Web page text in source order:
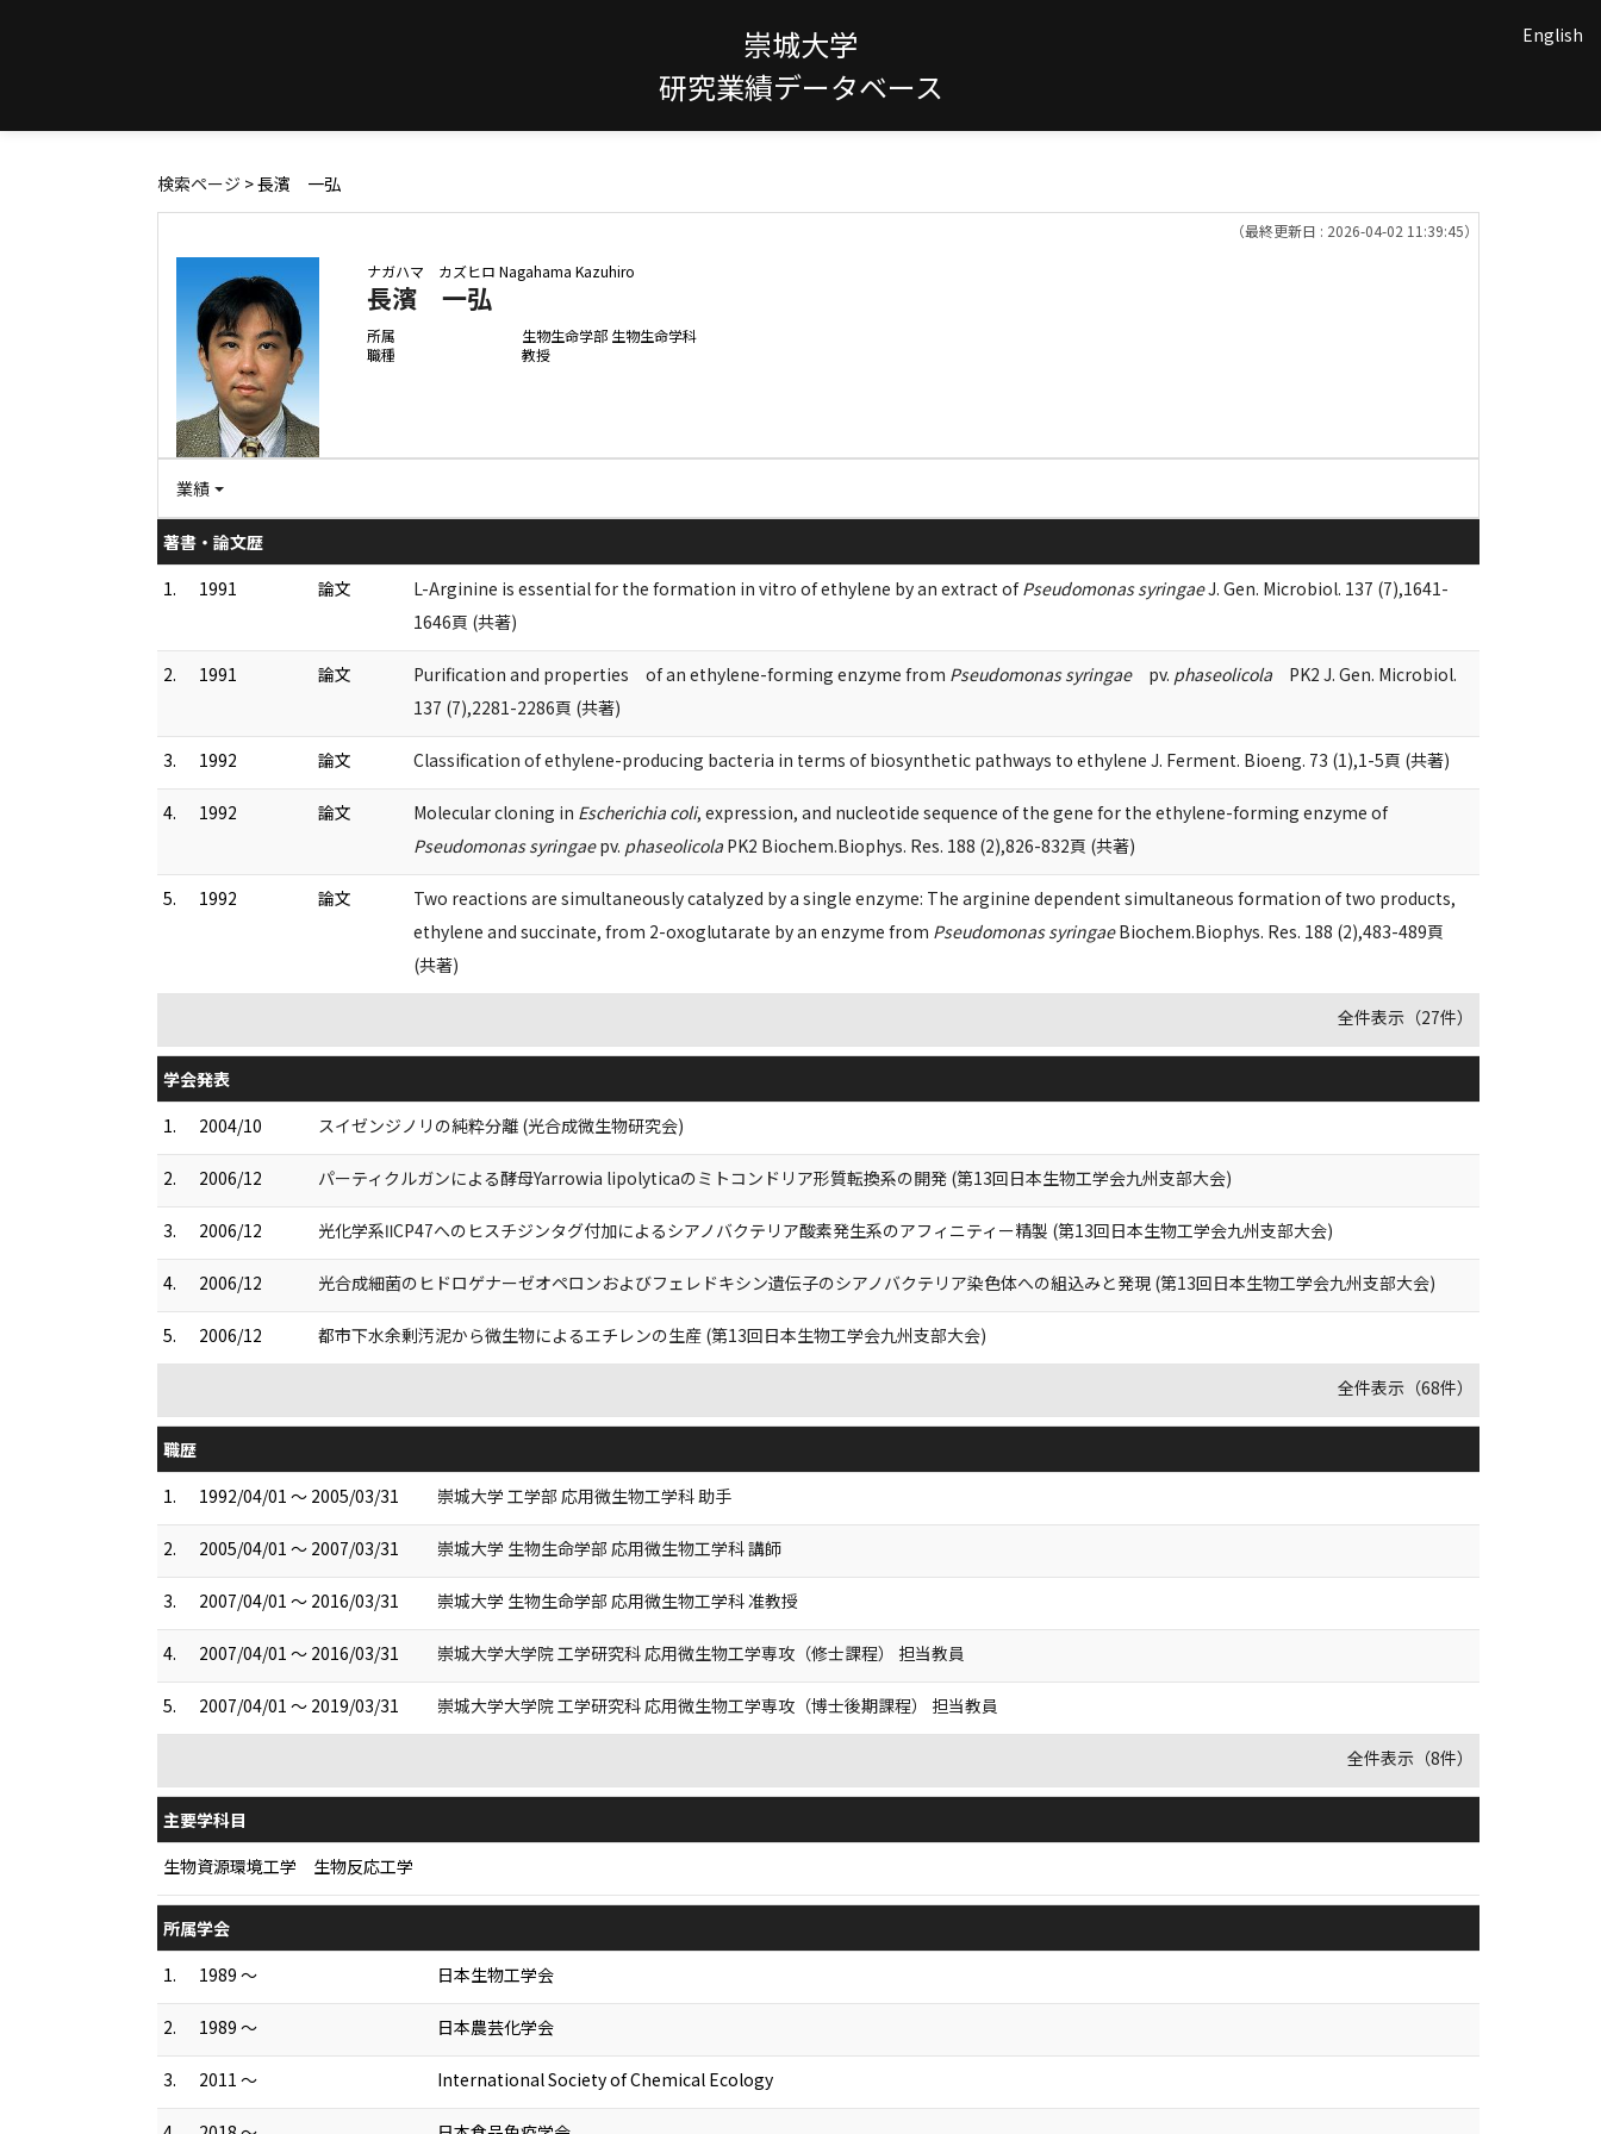
崇城大学
研究業績データベース
English
検索ページ > 長濱 一弘
（最終更新日 : 2026-04-02 11:39:45）
ナガハマ カズヒロ Nagahama Kazuhiro
長濱 一弘
所属
生物生命学部 生物生命学科
職種
教授
業績
著書・論文歴
1.
1991 論文 L-Arginine is essential for the formation in vitro of ethylene by an extract ofPseudomonas syringaeJ. Gen. Microbiol. 137 (7),1641-
1646頁 (共著)
2. 1991 論文 Purification and properties of an ethylene-forming enzyme from Pseudomonas syringaepv. phaseolicola PK2 J. Gen. Microbiol.
137 (7),2281-2286頁 (共著)
3. 1992 論文 Classification of ethylene-producing bacteria in terms of biosynthetic pathways to ethylene J. Ferment. Bioeng. 73 (1),1-5頁 (共著)
4. 1992 論文 Molecular cloning in Escherichia coli, expression, and nucleotide sequence of the gene for the ethylene-forming enzyme of
Pseudomonas syringaepv. phaseolicola PK2 Biochem.Biophys. Res. 188 (2),826-832頁 (共著)
5. 1992 論文
Two reactions are simultaneously catalyzed by a single enzyme: The arginine dependent simultaneous formation of two products,
ethylene and succinate, from 2-oxoglutarate by an enzyme from Pseudomonas syringaeBiochem.Biophys. Res. 188 (2),483-489頁
(共著)
全件表示（27件）
学会発表
1.
2004/10 スイゼンジノリの純粋分離 (光合成微生物研究会)
2. 2006/12 パーティクルガンによる酵母Yarrowia lipolyticaのミトコンドリア形質転換系の開発 (第13回日本生物工学会九州支部大会)
3. 2006/12 光化学系ⅡCP47へのヒスチジンタグ付加によるシアノバクテリア酸素発生系のアフィニティー精製 (第13回日本生物工学会九州支部大会)
4. 2006/12 光合成細菌のヒドロゲナーゼオペロンおよびフェレドキシン遺伝子のシアノバクテリア染色体への組込みと発現 (第13回日本生物工学会九州支部大会)
5. 2006/12 都市下水余剰汚泥から微生物によるエチレンの生産 (第13回日本生物工学会九州支部大会)
全件表示（68件）
職歴
1.
1992/04/01 ～ 2005/03/31 崇城大学 工学部 応用微生物工学科 助手
2. 2005/04/01 ～ 2007/03/31 崇城大学 生物生命学部 応用微生物工学科 講師
3. 2007/04/01 ～ 2016/03/31 崇城大学 生物生命学部 応用微生物工学科 准教授
4. 2007/04/01 ～ 2016/03/31 崇城大学大学院 工学研究科 応用微生物工学専攻（修士課程） 担当教員
5. 2007/04/01 ～ 2019/03/31 崇城大学大学院 工学研究科 応用微生物工学専攻（博士後期課程） 担当教員
全件表示（8件）
主要学科目
生物資源環境工学 生物反応工学
所属学会
1.
1989 ～ 日本生物工学会
2. 1989 ～ 日本農芸化学会
3. 2011 ～ International Society of Chemical Ecology